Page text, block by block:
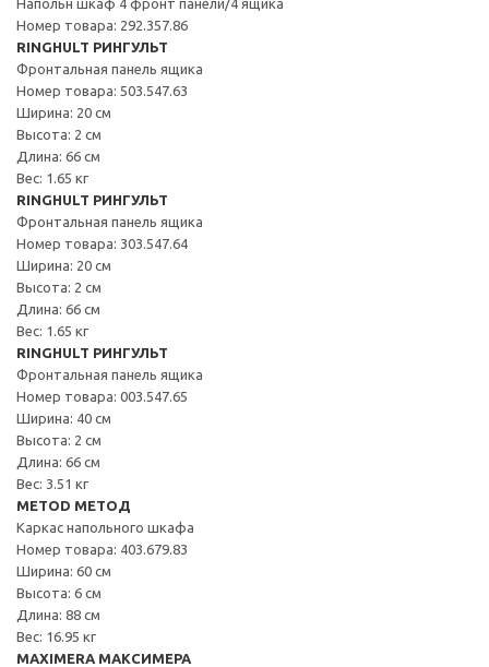
Номер товара: 292.357.86
RINGHULT РИНГУЛЬТ
Фронтальная панель ящика
Номер товара: 503.547.63
Ширина: 20 см
Высота: 2 см
Длина: 66 см
Вес: 1.65 кг
RINGHULT РИНГУЛЬТ
Фронтальная панель ящика
Номер товара: 303.547.64
Ширина: 20 см
Высота: 2 см
Длина: 66 см
Вес: 1.65 кг
RINGHULT РИНГУЛЬТ
Фронтальная панель ящика
Номер товара: 003.547.65
Ширина: 40 см
Высота: 2 см
Длина: 66 см
Вес: 3.51 кг
METOD МЕТОД
Каркас напольного шкафа
Номер товара: 403.679.83
Ширина: 60 см
Высота: 6 см
Длина: 88 см
Вес: 16.95 кг
MAXIMERA МАКСИМЕРА